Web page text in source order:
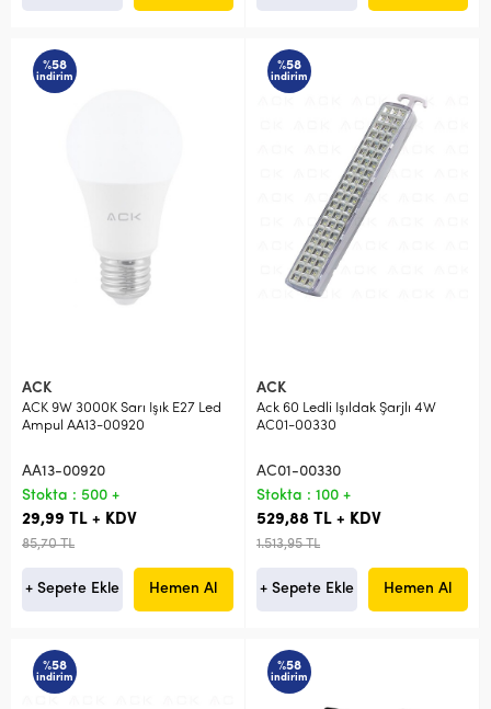
%58
indirim
ACK
ACK 9W 3000K Sarı Işık E27 Led
Ampul AA13-00920
AA13-00920
Stokta : 500 +
29,99 TL + KDV
85,70 TL
+ Sepete Ekle Hemen Al
%58
indirim
ACK
Ack 60 Ledli Işıldak Şarjlı 4W
AC01-00330
AC01-00330
Stokta : 100 +
529,88 TL + KDV
1.513,95 TL
+ Sepete Ekle Hemen Al
%58
indirim
%58
indirim